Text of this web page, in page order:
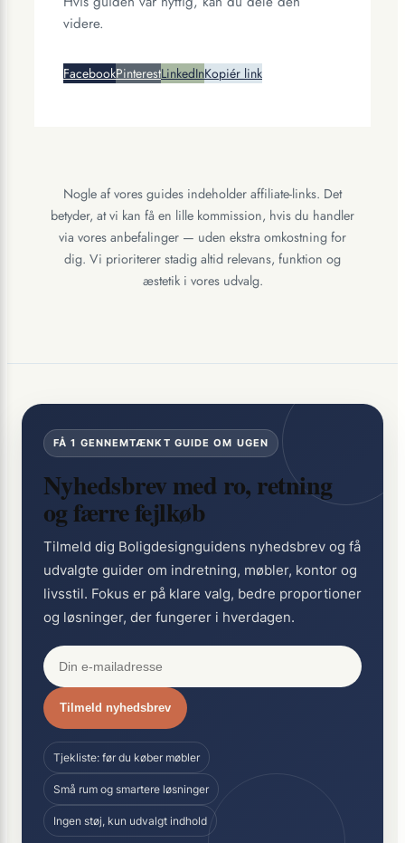
videre.
FacebookPinterestLinkedInKopiér link
Nogle af vores guides indeholder affiliate-links. Det
betyder, at vi kan få en lille kommission, hvis du handler
via vores anbefalinger — uden ekstra omkostning for
dig. Vi prioriterer stadig altid relevans, funktion og
æstetik i vores udvalg.
FÅ 1 GENNEMTÆNKT GUIDE OM UGEN
Nyhedsbrev med ro, retning
og færre fejlkøb
Tilmeld dig Boligdesignguidens nyhedsbrev og få
udvalgte guider om indretning, møbler, kontor og
livsstil. Fokus er på klare valg, bedre proportioner
og løsninger, der fungerer i hverdagen.
Tilmeld nyhedsbrev
Tjekliste: før du køber møbler
Små rum og smartere løsninger
Ingen støj, kun udvalgt indhold